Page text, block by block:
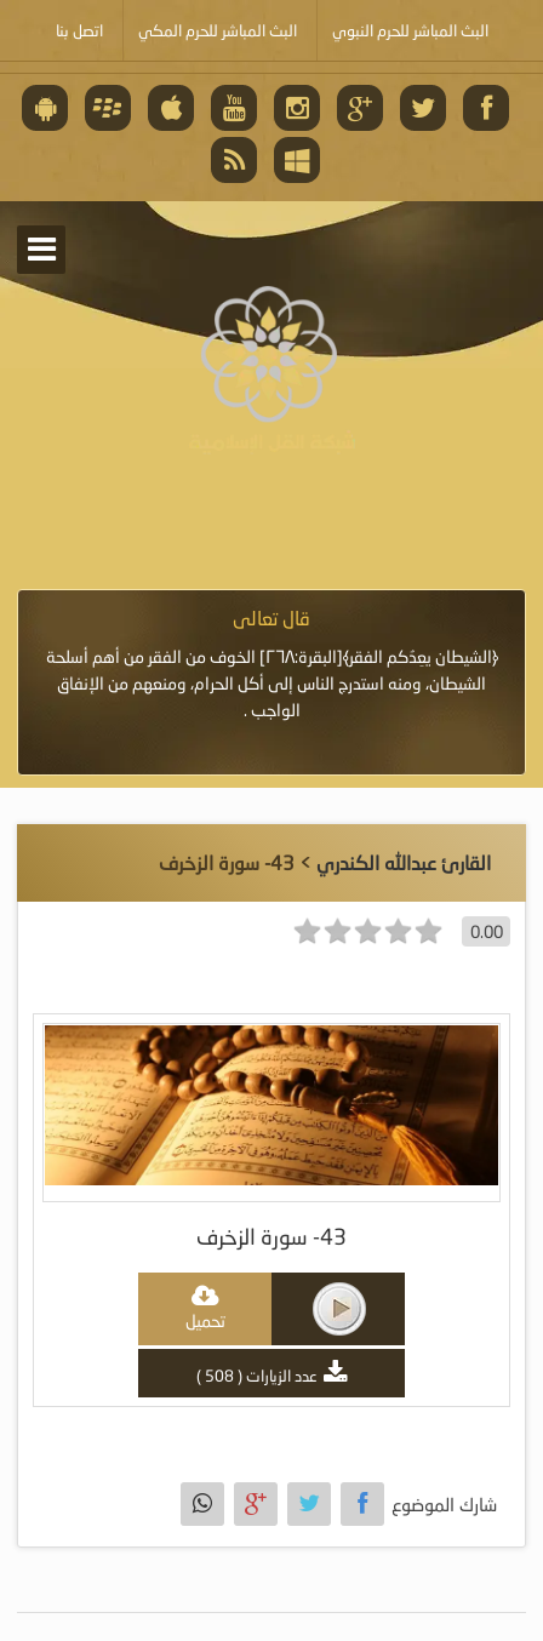
البث المباشر للحرم النبوي البث المباشر للحرم المكي اتصل بنا
قال تعالى
﴿الشيطان يعِدُكم الفقر﴾[البقرة:٢٦٨] الخوف من الفقر من أهم أسلحة
الشيطان، ومنه استدرج الناس إلى أكل الحرام، ومنعهم من الإنفاق
الواجب .
القارئ عبدالله الكندري > 43- سورة الزخرف
0.00
43- سورة الزخرف
تحميل
عدد الزيارات ( 508 )
شارك الموضوع